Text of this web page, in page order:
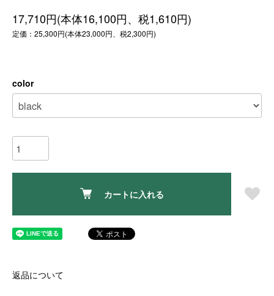
17,710円(本体16,100円、税1,610円)
定価：25,300円(本体23,000円、税2,300円)
color
カートに入れる
返品について